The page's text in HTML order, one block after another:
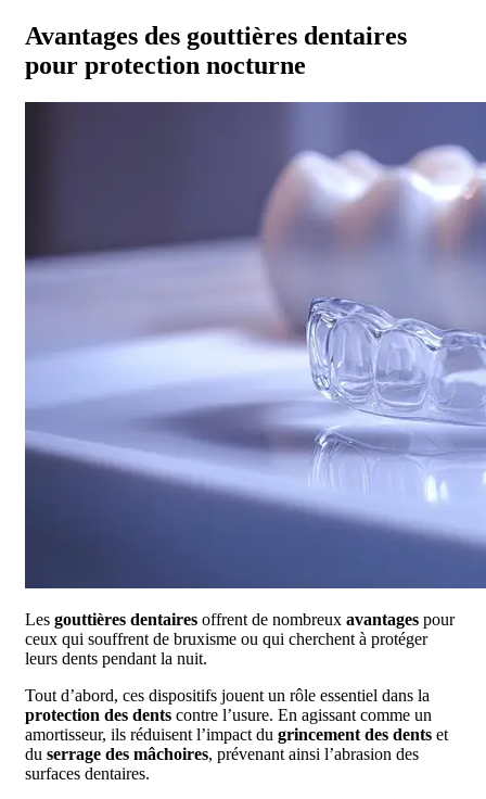
Avantages des gouttières dentaires
pour protection nocturne
Les gouttières dentaires offrent de nombreux avantages pour
ceux qui souffrent de bruxisme ou qui cherchent à protéger
leurs dents pendant la nuit.
Tout d’abord, ces dispositifs jouent un rôle essentiel dans la
protection des dents contre l’usure. En agissant comme un
amortisseur, ils réduisent l’impact du grincement des dents et
du serrage des mâchoires, prévenant ainsi l’abrasion des
surfaces dentaires.